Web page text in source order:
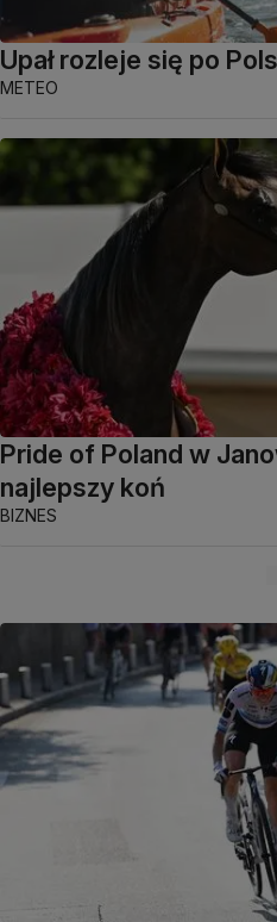
Upał rozleje się po
METEO
Pride of Poland w
najlepszy koń
BIZNES